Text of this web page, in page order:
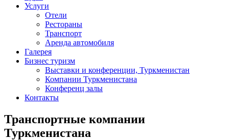
Услуги
Отели
Рестораны
Транспорт
Аренда автомобиля
Галерея
Бизнес туризм
Выставки и конференции, Туркменистан
Компании Туркменистана
Конференц залы
Контакты
Транспортные компании
Туркменистана